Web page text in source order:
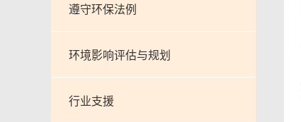
遵守环保法例
环境影响评估与规划
行业支援